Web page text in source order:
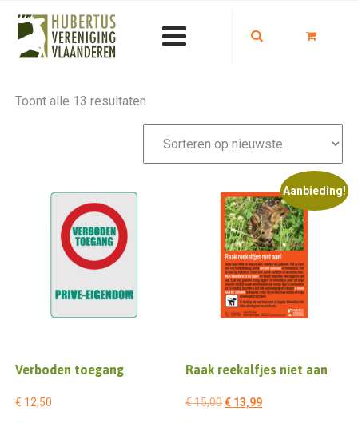
Toont alle 13 resultaten
nieuwste
Verboden toegang
€ 12,50
Aanbieding!
Raak reekalfjes niet aan
€15,00Oorspronkelijke
€ 13,99Huidige